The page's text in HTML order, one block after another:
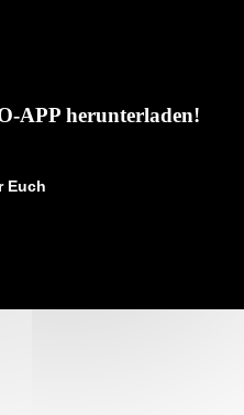
APP herunterladen!
Euch